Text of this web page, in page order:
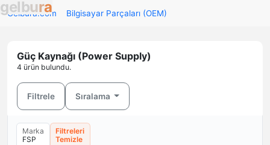
gelbura
Gelbura.com Bilgisayar Parçaları (OEM)
Güç Kaynağı (Power Supply)
4 ürün bulundu.
Filtrele Sıralama
Marka
FSP
Filtreleri
Temizle